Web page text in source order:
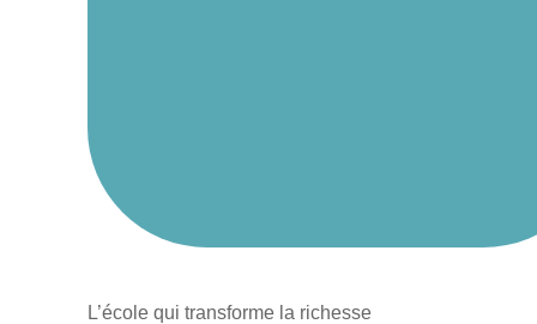
L’école qui transforme la richesse